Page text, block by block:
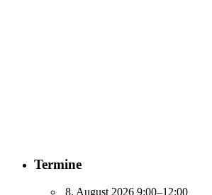
Termine
8. August 2026 9:00–12:00